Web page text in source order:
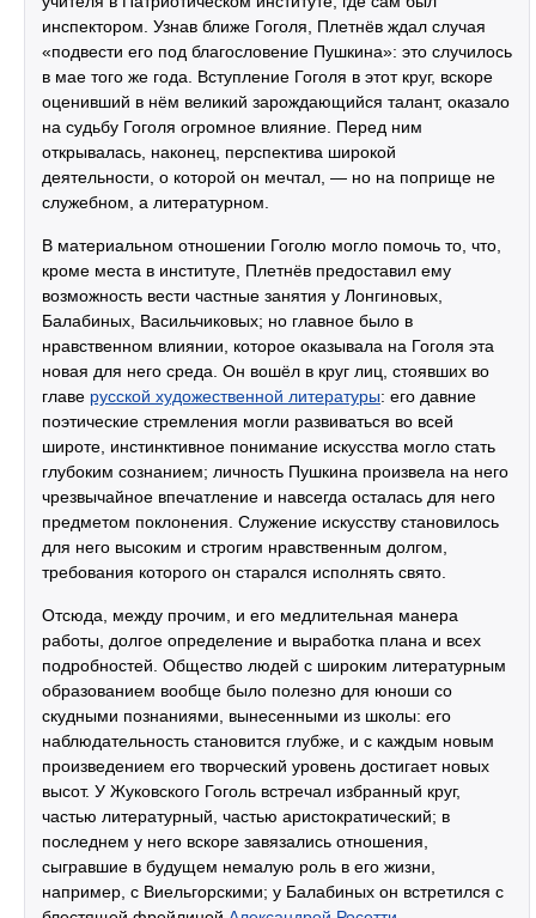
инспектором. Узнав ближе Гоголя, Плетнёв ждал случая
«подвести его под благословение Пушкина»: это случилось
в мае того же года. Вступление Гоголя в этот круг, вскоре
оценивший в нём великий зарождающийся талант, оказало
на судьбу Гоголя огромное влияние. Перед ним
открывалась, наконец, перспектива широкой
деятельности, о которой он мечтал, — но на поприще не
служебном, а литературном.
В материальном отношении Гоголю могло помочь то, что,
кроме места в институте, Плетнёв предоставил ему
возможность вести частные занятия у Лонгиновых,
Балабиных, Васильчиковых; но главное было в
нравственном влиянии, которое оказывала на Гоголя эта
новая для него среда. Он вошёл в круг лиц, стоявших во
главе русской художественной литературы: его давние
поэтические стремления могли развиваться во всей
широте, инстинктивное понимание искусства могло стать
глубоким сознанием; личность Пушкина произвела на него
чрезвычайное впечатление и навсегда осталась для него
предметом поклонения. Служение искусству становилось
для него высоким и строгим нравственным долгом,
требования которого он старался исполнять свято.
Отсюда, между прочим, и его медлительная манера
работы, долгое определение и выработка плана и всех
подробностей. Общество людей с широким литературным
образованием вообще было полезно для юноши со
скудными познаниями, вынесенными из школы: его
наблюдательность становится глубже, и с каждым новым
произведением его творческий уровень достигает новых
высот. У Жуковского Гоголь встречал избранный круг,
частью литературный, частью аристократический; в
последнем у него вскоре завязались отношения,
сыгравшие в будущем немалую роль в его жизни,
например, с Виельгорскими; у Балабиных он встретился с